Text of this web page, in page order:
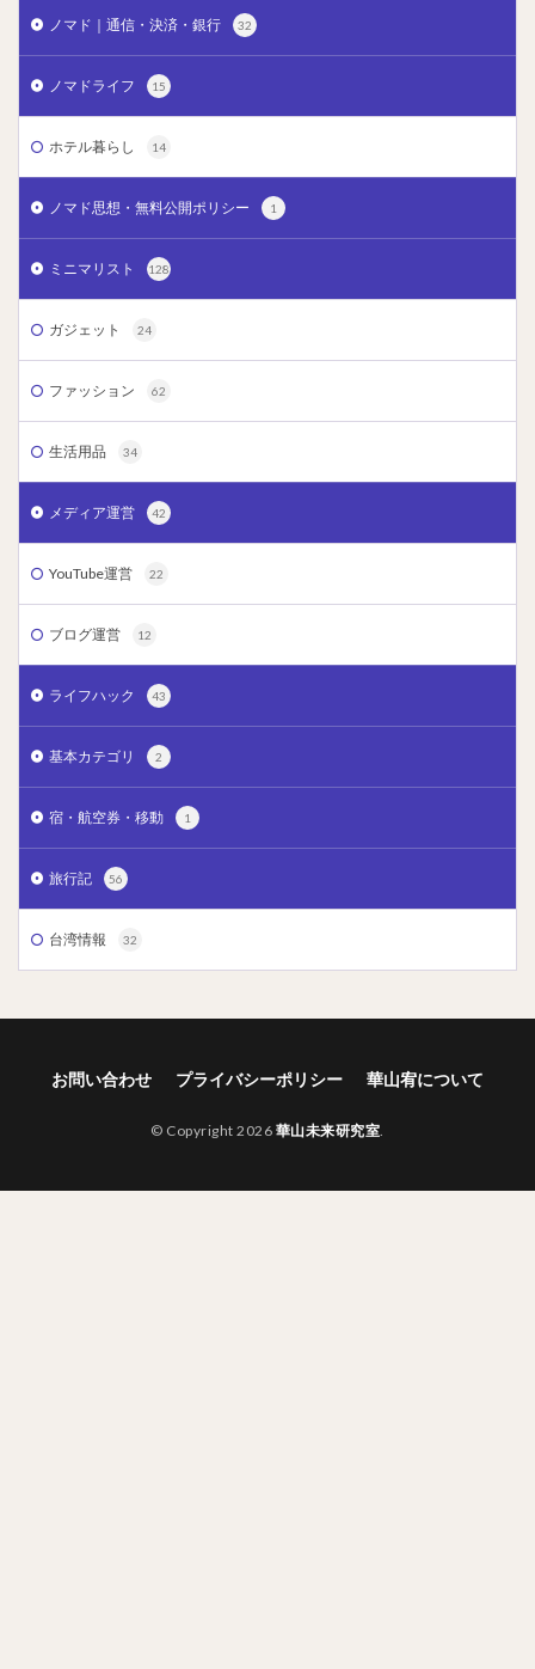
ノマド｜通信・決済・銀行 32
ノマドライフ 15
ホテル暮らし 14
ノマド思想・無料公開ポリシー 1
ミニマリスト 128
ガジェット 24
ファッション 62
生活用品 34
メディア運営 42
YouTube運営 22
ブログ運営 12
ライフハック 43
基本カテゴリ 2
宿・航空券・移動 1
旅行記 56
台湾情報 32
お問い合わせ プライバシーポリシー 華山宥について
© Copyright 2026 華山未来研究室